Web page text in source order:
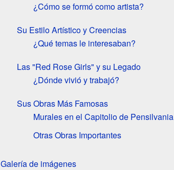
¿Cómo se formó como artista?
Su Estilo Artístico y Creencias
¿Qué temas le interesaban?
Las "Red Rose Girls" y su Legado
¿Dónde vivió y trabajó?
Sus Obras Más Famosas
Murales en el Capitolio de Pensilvania
Otras Obras Importantes
Galería de imágenes